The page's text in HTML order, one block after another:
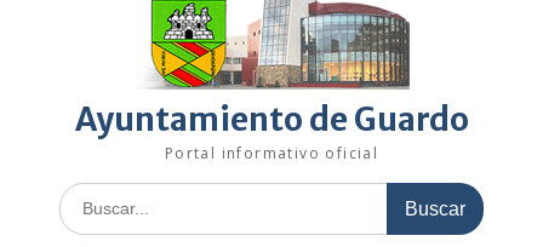
Ayuntamiento de Guardo
Portal informativo oficial
Buscar: